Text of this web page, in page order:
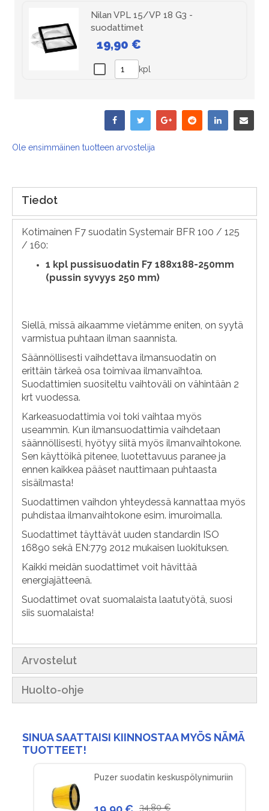
Nilan VPL 15/VP 18 G3 -
suodattimet
19,90 €
kpl
Ole ensimmäinen tuotteen arvostelija
Tiedot
Kotimainen F7 suodatin Systemair BFR 100 / 125
/ 160:
1 kpl pussisuodatin F7 188x188-250mm
(pussin syvyys 250 mm)
Siellä, missä aikaamme vietämme eniten, on syytä
varmistua puhtaan ilman saannista.
Säännöllisesti vaihdettava ilmansuodatin on
erittäin tärkeä osa toimivaa ilmanvaihtoa.
Suodattimien suositeltu vaihtoväli on vähintään 2
krt vuodessa.
Karkeasuodattimia voi toki vaihtaa myös
useammin. Kun ilmansuodattimia vaihdetaan
säännöllisesti, hyötyy siitä myös ilmanvaihtokone.
Sen käyttöikä pitenee, luotettavuus paranee ja
ennen kaikkea pääset nauttimaan puhtaasta
sisäilmasta!
Suodattimen vaihdon yhteydessä kannattaa myös
puhdistaa ilmanvaihtokone esim. imuroimalla.
Suodattimet täyttävät uuden standardin ISO
16890 sekä EN:779 2012 mukaisen luokituksen.
Kaikki meidän suodattimet voit hävittää
energiajätteenä.
Suodattimet ovat suomalaista laatutyötä, suosi
siis suomalaista!
Arvostelut
Huolto-ohje
SINUA SAATTAISI KIINNOSTAA MYÖS NÄMÄ
TUOTTEET!
Puzer suodatin keskuspölynimuriin
34,80 €